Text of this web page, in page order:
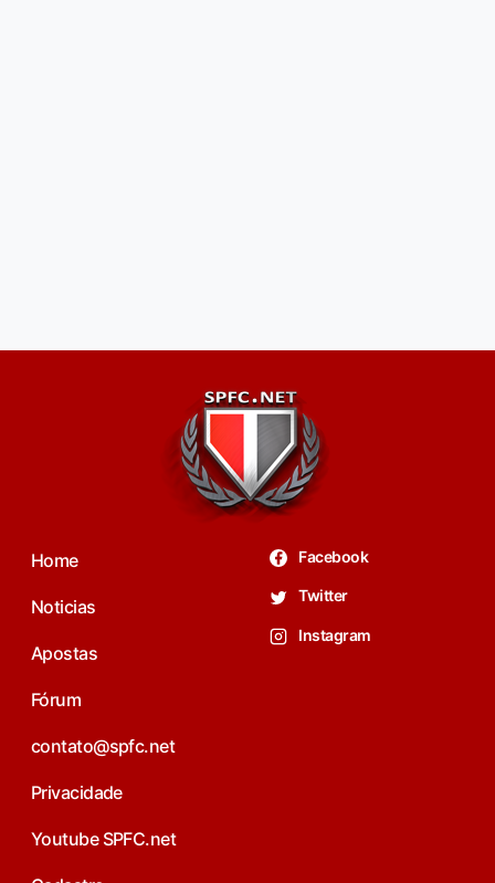
Home
Noticias
Apostas
Fórum
contato@spfc.net
Privacidade
Youtube SPFC.net
Facebook
Twitter
Instagram